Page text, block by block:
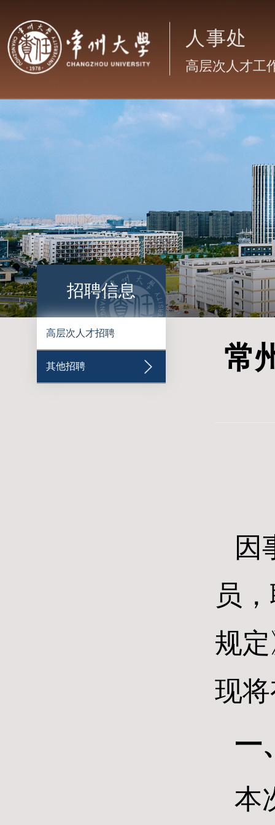
招聘信息
高层次人才招聘
其他招聘 常
因
员
规
现
一
本